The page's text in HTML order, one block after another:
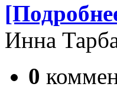
Инна
0